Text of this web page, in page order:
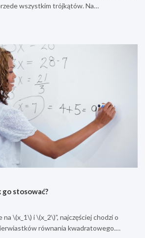
wszystkim trójkątów. Na…
go stosować?
\(x_1\) i \(x_2\)”, najczęściej chodzi o
równania kwadratowego.…